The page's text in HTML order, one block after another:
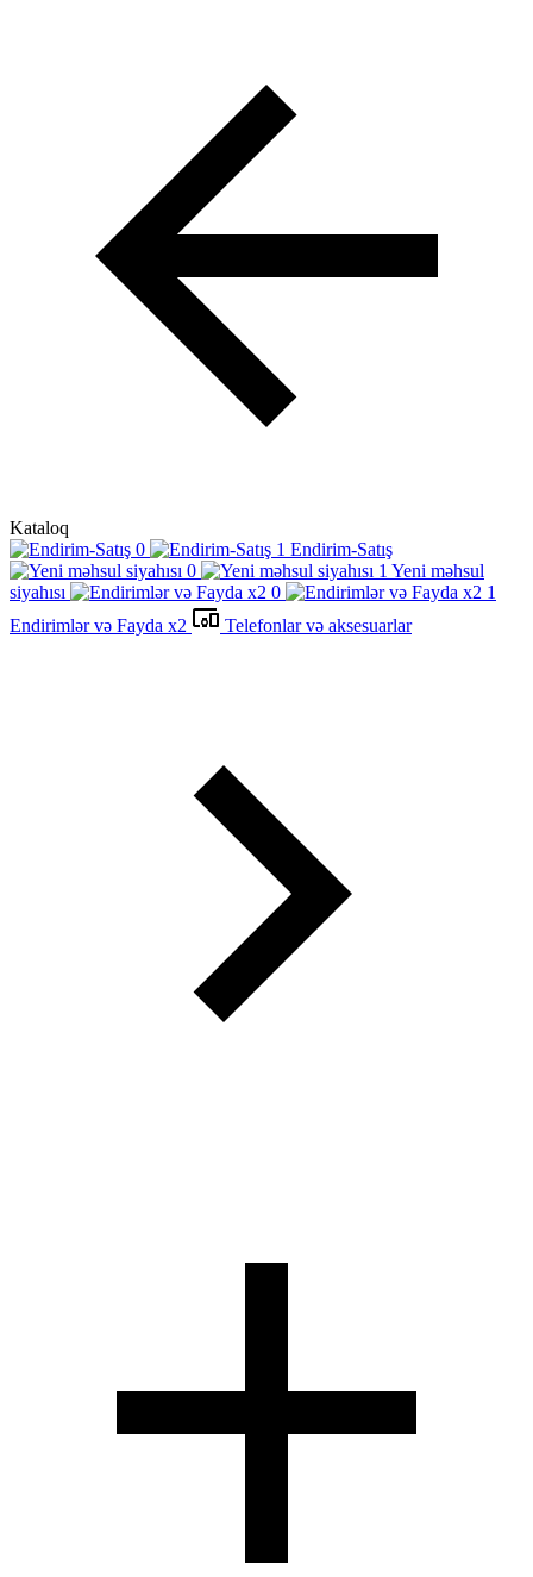
Kataloq
Endirim-Satış
Yeni məhsul
siyahısı
Endirimlər və Fayda x2
Telefonlar və aksesuarlar